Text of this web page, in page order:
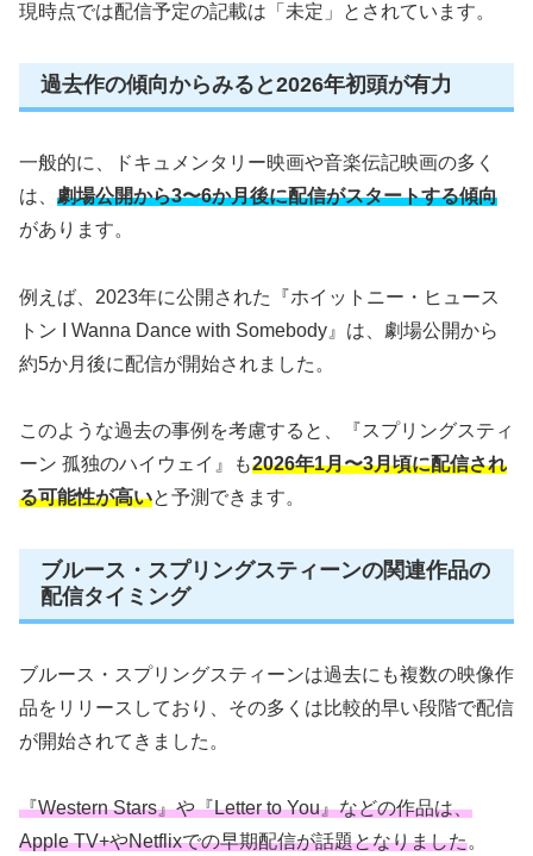
現時点では配信予定の記載は「未定」とされています。
過去作の傾向からみると2026年初頭が有力
一般的に、ドキュメンタリー映画や音楽伝記映画の多く
は、 劇場公開から3〜6か月後に配信がスタートする傾向
があります。
例えば、2023年に公開された『ホイットニー・ヒュース
トン I Wanna Dance with Somebody』は、劇場公開から
約5か月後に配信が開始されました。
このような過去の事例を考慮すると、『スプリングスティ
ーン 孤独のハイウェイ』も2026年1月〜3月頃に配信され
る可能性が高いと予測できます。
ブルース・スプリングスティーンの関連作品の
配信タイミング
ブルース・スプリングスティーンは過去にも複数の映像作
品をリリースしており、その多くは比較的早い段階で配信
が開始されてきました。
『Western Stars』や『Letter to You』などの作品は、
Apple TV+やNetflixでの早期配信が話題となりました。